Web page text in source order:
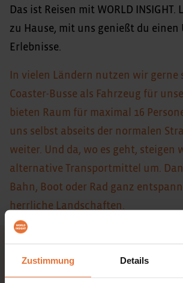
Zustimmung Details
Das ist Reisen mit WORLD INSIGHT.
zu Hause, mit uns genießt du einen
Erlebnisse.
In vielen Ländern nutzen wir gerne
Coaster-Busse als Fahrzeug für
bieten Raum für maximal 16
uns selbst abseits der normalen
weiter. Und da, wo es geht, steigen
alternative Transportmittel um.
Bahn, Boot oder Rad ganz
herrliche Landschaften.
Erlebnisreisen